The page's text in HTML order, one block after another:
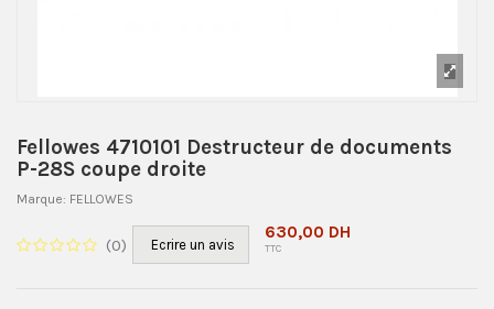
Fellowes 4710101 Destructeur de documents
P-28S coupe droite
Marque: FELLOWES
(0) Ecrire un avis
630,00 DH
TTC